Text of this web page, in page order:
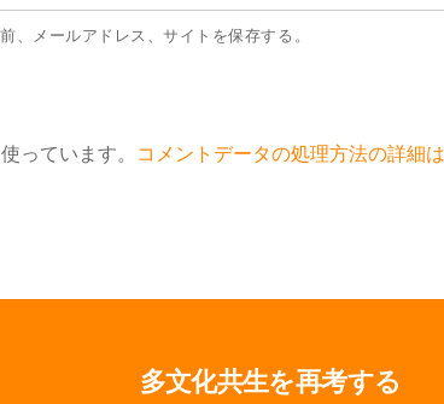
、メールアドレス、サイトを保存する。
っています。 コメントデータの処理方法の詳細
多文化共生を再考する